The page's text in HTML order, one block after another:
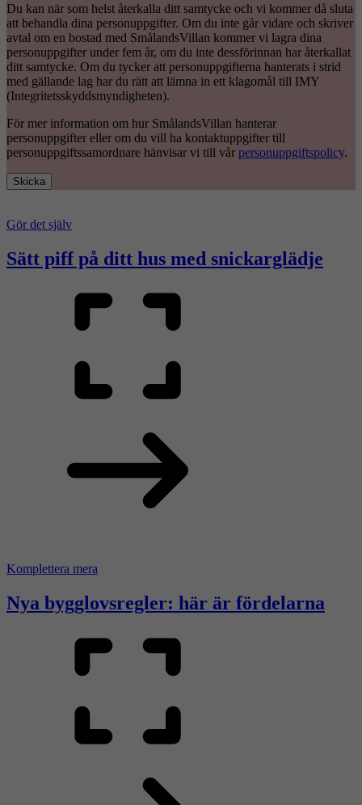
Du kan när som helst återkalla ditt samtycke och vi kommer då sluta
att behandla dina personuppgifter. Om du inte går vidare och skriver
avtal om en bostad med SmålandsVillan kommer vi lagra dina
personuppgifter under fem år, om du inte dessförinnan har återkallat
ditt samtycke. Om du tycker att personuppgifterna hanterats i strid
med gällande lag har du rätt att lämna in ett klagomål till IMY
(Integritetsskyddsmyndigheten).
För mer information om hur SmålandsVillan hanterar
personuppgifter eller om du vill ha kontaktuppgifter till
personuppgiftssamordnare hänvisar vi till vår personuppgiftspolicy.
Skicka
Gör det själv
Sätt piff på ditt hus med snickarglädje
Komplettera mera
Nya bygglovsregler: här är fördelarna